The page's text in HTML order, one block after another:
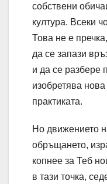
собствени
култура. Всеки
Това не е
да се запази
и да се разбере
изобретява
практиката.
Но движението
обръщането,
копнее за Теб
в тази точка,